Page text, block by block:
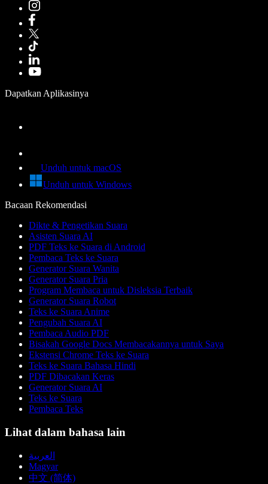
Dapatkan Aplikasinya
Unduh untuk macOS
Unduh untuk Windows
Bacaan Rekomendasi
Dikte & Pengetikan Suara
Asisten Suara AI
PDF Teks ke Suara di Android
Pembaca Teks ke Suara
Generator Suara Wanita
Generator Suara Pria
Program Membaca untuk Disleksia Terbaik
Generator Suara Robot
Teks ke Suara Anime
Pengubah Suara AI
Pembaca Audio PDF
Bisakah Google Docs Membacakannya untuk Saya
Ekstensi Chrome Teks ke Suara
Teks ke Suara Bahasa Hindi
PDF Dibacakan Keras
Generator Suara AI
Teks ke Suara
Pembaca Teks
Lihat dalam bahasa lain
العربية
Magyar
中文 (简体)